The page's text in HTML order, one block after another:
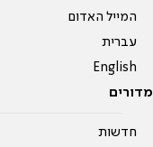
המייל האדום
עברית
English
מדורים
חדשות